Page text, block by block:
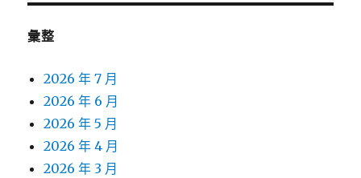
彙整
2026 年 7 月
2026 年 6 月
2026 年 5 月
2026 年 4 月
2026 年 3 月